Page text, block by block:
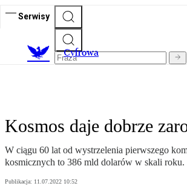
Serwisy
Cyfrowa
Kosmos daje dobrze
W ciągu 60 lat od wystrzelenia pierwszego
kosmicznych to 386 mld dolarów w skali roku.
Publikacja: 11.07.2022 10:52